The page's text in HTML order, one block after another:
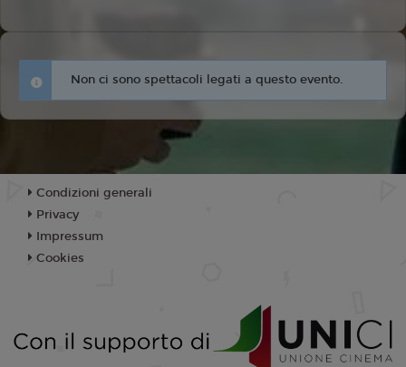
Non ci sono spettacoli legati a questo evento.
Condizioni generali
Privacy
Impressum
Cookies